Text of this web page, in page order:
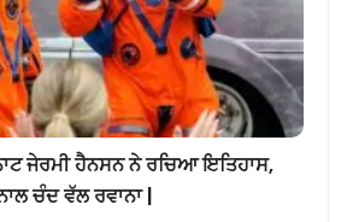
ਜੇਰਮੀ ਹੈਨਸਨ ਨੇ ਰਚਿਆ ਇਤਿਹਾਸ,
ਚੰਦ ਵੱਲ ਰਵਾਨਾ |